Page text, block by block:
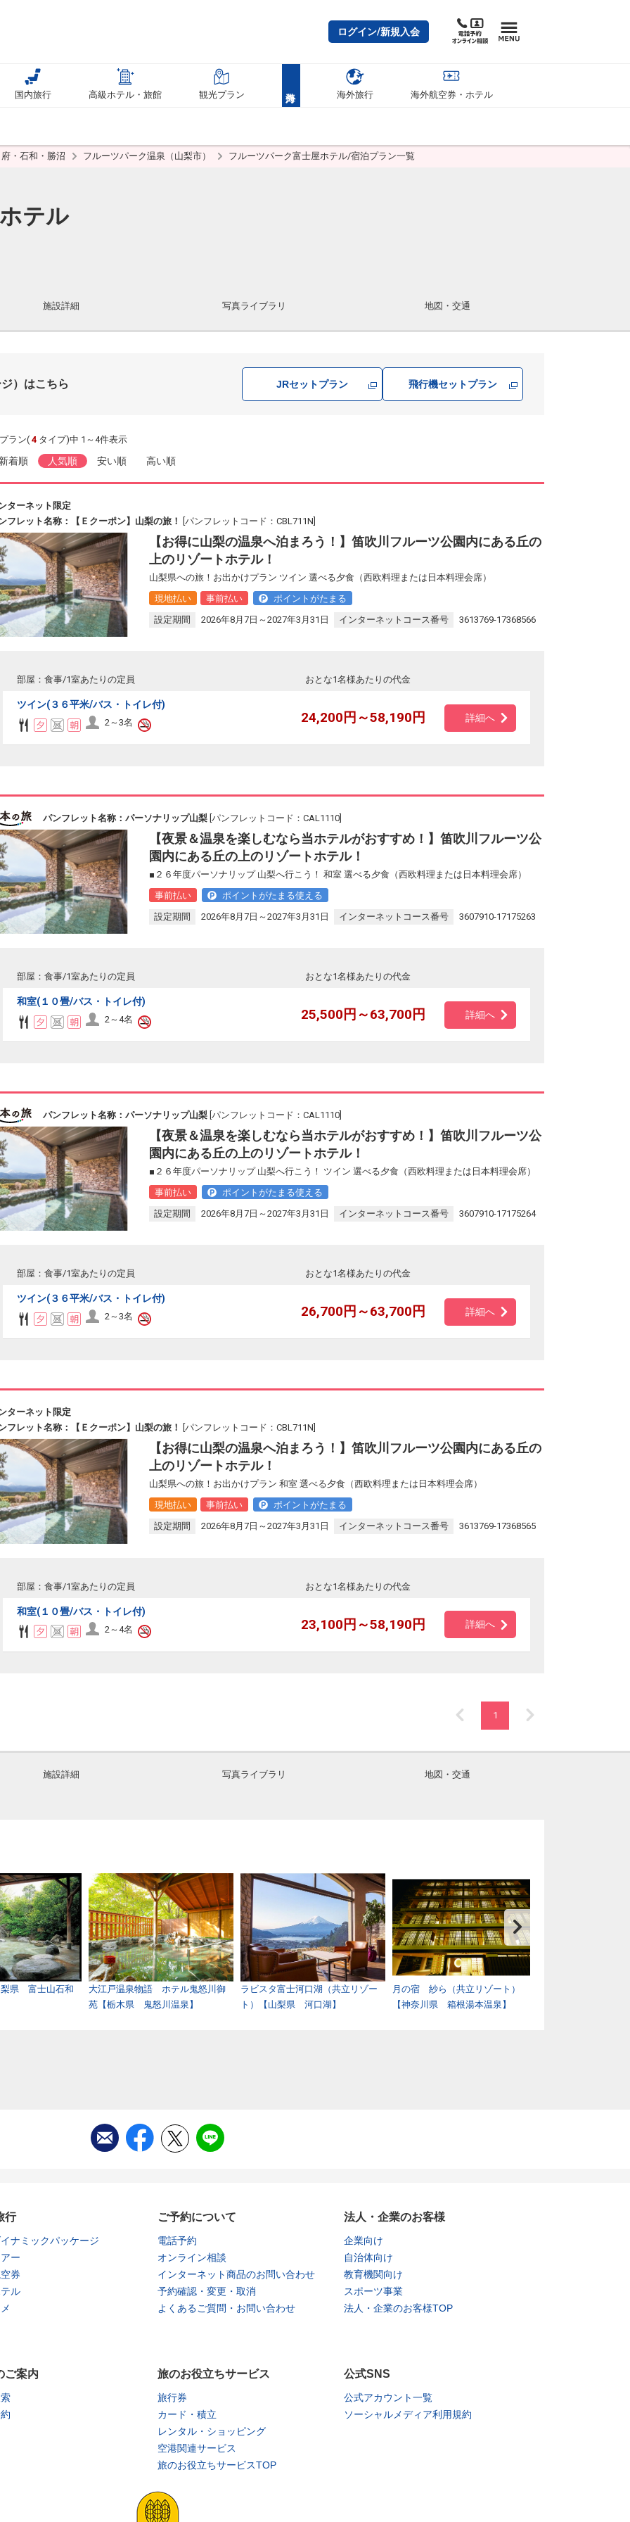
ログイン/新規入会
国内旅行 高級ホテル・旅館 観光プラン 海外旅行 海外航空券・ホテル
・石和・勝沼 フルーツパーク温泉（山梨市） フルーツパーク富士屋ホテル/宿泊プラン一覧
テル
施設詳細 写真ライブラリ 地図・交通
）はこちら JRセットプラン 飛行機セットプラン
プラン( 4 タイプ)中 1～4件表示
着順 人気順 安い順 高い順
ターネット限定
フレット名称：【Ｅクーポン】山梨の旅！
[パンフレットコード：CBL711N]
【お得に山梨の温泉へ泊まろう！】笛吹川フルーツ公園内にある丘の
上のリゾートホテル！
山梨県への旅！お出かけプラン ツイン 選べる夕食（西欧料理または日本料理会席）
現地払い
事前払い
ポイントがたまる
設定期間
2026年8月7日～2027年3月31日 インターネットコース番号 3613769-17368566
部屋：食事/1室あたりの定員 おとな1名様あたりの代金
ツイン(３６平米/バス・トイレ付)
2～3名 24,200円～58,190円 詳細へ
パンフレット名称：パーソナリップ山梨 [パンフレットコード：CAL1110]
【夜景＆温泉を楽しむなら当ホテルがおすすめ！】笛吹川フルーツ公
園内にある丘の上のリゾートホテル！
■２６年度パーソナリップ 山梨へ行こう！ 和室 選べる夕食（西欧料理または日本料理会席）
事前払い
ポイントがたまる使える
設定期間
2026年8月7日～2027年3月31日 インターネットコース番号 3607910-17175263
部屋：食事/1室あたりの定員 おとな1名様あたりの代金
和室(１０畳/バス・トイレ付)
2～4名 25,500円～63,700円 詳細へ
パンフレット名称：パーソナリップ山梨 [パンフレットコード：CAL1110]
【夜景＆温泉を楽しむなら当ホテルがおすすめ！】笛吹川フルーツ公
園内にある丘の上のリゾートホテル！
■２６年度パーソナリップ 山梨へ行こう！ ツイン 選べる夕食（西欧料理または日本料理会席）
事前払い
ポイントがたまる使える
設定期間
2026年8月7日～2027年3月31日 インターネットコース番号 3607910-17175264
部屋：食事/1室あたりの定員 おとな1名様あたりの代金
ツイン(３６平米/バス・トイレ付)
2～3名 26,700円～63,700円 詳細へ
ターネット限定
フレット名称：【Ｅクーポン】山梨の旅！
[パンフレットコード：CBL711N]
【お得に山梨の温泉へ泊まろう！】笛吹川フルーツ公園内にある丘の
上のリゾートホテル！
山梨県への旅！お出かけプラン 和室 選べる夕食（西欧料理または日本料理会席）
現地払い
事前払い
ポイントがたまる
設定期間
2026年8月7日～2027年3月31日 インターネットコース番号 3613769-17368565
部屋：食事/1室あたりの定員 おとな1名様あたりの代金
和室(１０畳/バス・トイレ付)
2～4名 23,100円～58,190円 詳細へ
1
施設詳細 写真ライブラリ 地図・交通
梨県 富士山石和
大江戸温泉物語 ホテル鬼怒川御
苑【栃木県 鬼怒川温泉】
ラビスタ富士河口湖（共立リゾー
ト）【山梨県 河口湖】
月の宿 紗ら（共立リゾート）
【神奈川県 箱根湯本温泉】
行
ナミックパッケージ
ー
券
ル
ご予約について
電話予約
オンライン相談
インターネット商品のお問い合わせ
予約確認・変更・取消
よくあるご質問・お問い合わせ
法人・企業のお客様
企業向け
自治体向け
教育機関向け
スポーツ事業
法人・企業のお客様TOP
ご案内 旅のお役立ちサービス
旅行券
カード・積立
レンタル・ショッピング
空港関連サービス
旅のお役立ちサービスTOP
公式SNS
公式アカウント一覧
ソーシャルメディア利用規約